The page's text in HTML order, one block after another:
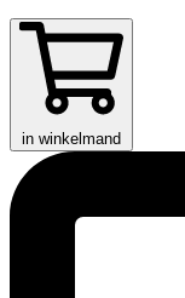
in winkelmand